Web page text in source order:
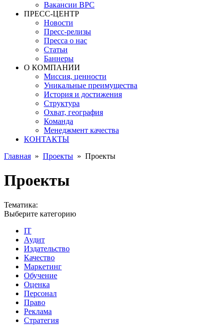
Вакансии BPC
ПРЕСС-ЦЕНТР
Новости
Пресс-релизы
Пресса о нас
Статьи
Баннеры
О КОМПАНИИ
Миссия, ценности
Уникальные преимущества
История и достижения
Структура
Охват, география
Команда
Менеджмент качества
КОНТАКТЫ
Главная » Проекты » Проекты
Проекты
Тематика:
Выберите категорию
IT
Аудит
Издательство
Качество
Маркетинг
Обучение
Оценка
Персонал
Право
Реклама
Стратегия